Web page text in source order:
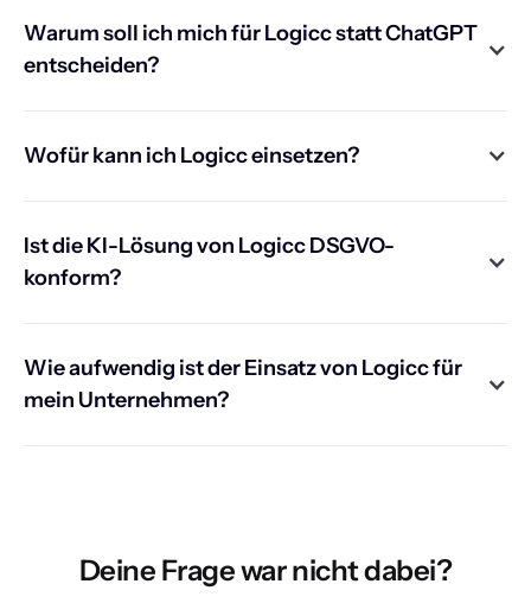
Warum soll ich mich für Logicc statt ChatGPT
entscheiden?
Wofür kann ich Logicc einsetzen?
Ist die KI-Lösung von Logicc DSGVO-
konform?
Wie aufwendig ist der Einsatz von Logicc für
mein Unternehmen?
Unternehmensprozesse gemeinsam an, werten aus,
Deine Frage war nicht dabei?